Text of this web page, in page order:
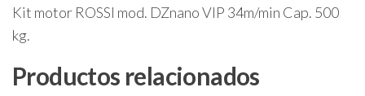
Sin
Kit motor ROSSI mod. DZnano VIP 34m/min Cap. 500
kg.
Productos relacionados